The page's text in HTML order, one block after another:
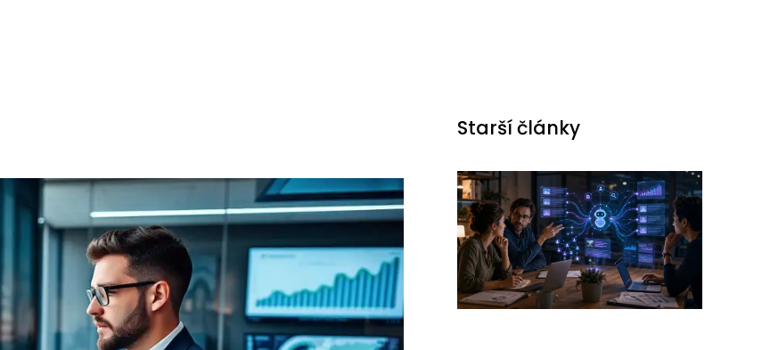
Starší články